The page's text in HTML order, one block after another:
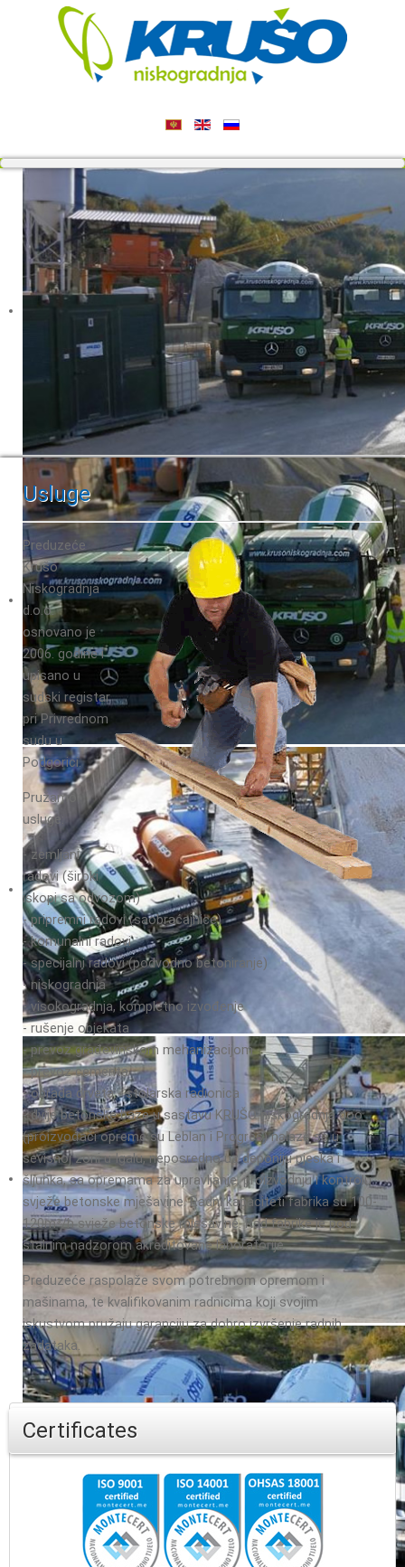
Usluge
Preduzeće
Krušo
Niskogradnja
d.o.o.
osnovano je
2006. godine i
upisano u
sudski registar
pri Privrednom
sudu u
Podgorici.
Pružamo
usluge:
- zemljani
radovi (široki
iskopi sa odvozom)
- pripremni radovi (saobraćajnice)
- komunalni radovi
- specijalni radovi (podvodno betoniranje)
- niskogradnja
- visokogradnja, kompletno izvođenje
- rušenje objekata
- prevoz građevinskom mehanizacijom
- prevoz cementa
- obrada drveta - stolarska radionica
- dvije betonske baze u sastavu KRUŠO niskogradnja doo
(proizvođači opreme su Leblan i Progres) nalaze se u
sevisnoj zoni u Igalu, neposredno uz deponiju pjeska i
šljunka, sa opremama za upravljanje, proizvodnju i kontrolu
svježe betonske mješavine. Radni kapaciteti fabrika su 100-
120m³/h svježe betonske mješavine. Rad fabrike je pod
stalnim nadzorom akreditovane laboratorije.
Preduzeće raspolaže svom potrebnom opremom i
mašinama, te kvalifikovanim radnicima koji svojim
iskustvom pružaju garanciju za dobro izvršenje radnih
zadataka.
Certificates